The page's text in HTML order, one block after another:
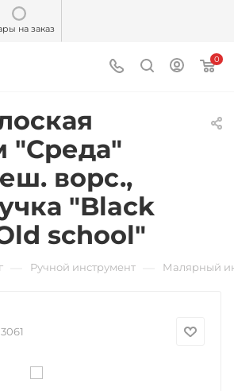
на заказ
0
"Среда"
ворс.,
"Black
school"
Ручной инструмент Малярный